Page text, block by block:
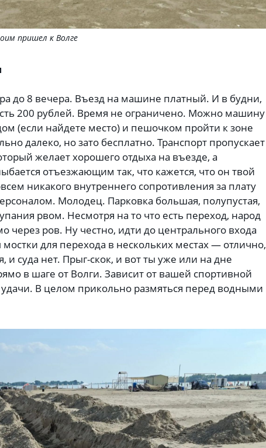
пришел к Волге
до 8 вечера. Въезд на машине платный. И в будни,
200 рублей. Время не ограничено. Можно машину
(если найдете место) и пешочком пройти к зоне
далеко, но зато бесплатно. Транспорт пропускает
желает хорошего отдыха на въезде, а
отъезжающим так, что кажется, что он твой
никакого внутреннего сопротивления за плату
Молодец. Парковка большая, полупустая,
рвом. Несмотря на то что есть переход, народ
через ров. Ну честно, идти до центрального входа
для перехода в нескольких местах — отлично,
и суда нет. Прыг-скок, и вот ты уже или на дне
в шаге от Волги. Зависит от вашей спортивной
удачи. В целом прикольно размяться перед водными